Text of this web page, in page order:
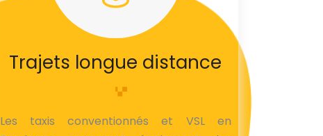
Trajets longue distance
Les taxis conventionnés et VSL en